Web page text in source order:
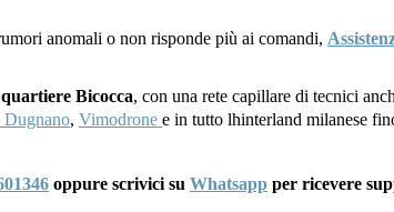
anomali o non risponde più ai comandi,
Bicocca, con una rete capillare di tecnici
Dugnano, Vimodrone e in tutto lhinterland milanese
oppure scrivici su Whatsapp per ricevere